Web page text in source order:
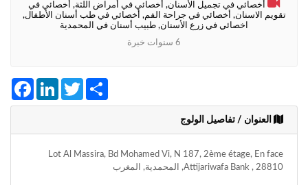
أخصائي في تجميل الأسنان, أخصائي في أمراض اللثة, أخصائي في
تقويم الاسنان, أخصائي في جراحة الفم, أخصائي في طب أسنان الأطفال,
اخصائي في زرع الأسنان, طبيب أسنان في المحمدية
6 سنوات خبرة
LinkedInTwitter Share
العنوان / تفاصيل الولوج
Lot Al Massira, Bd Mohamed Vi, N 187, 2ème étage, En face
Attijariwafa Bank , 28810, المحمدية, المغرب